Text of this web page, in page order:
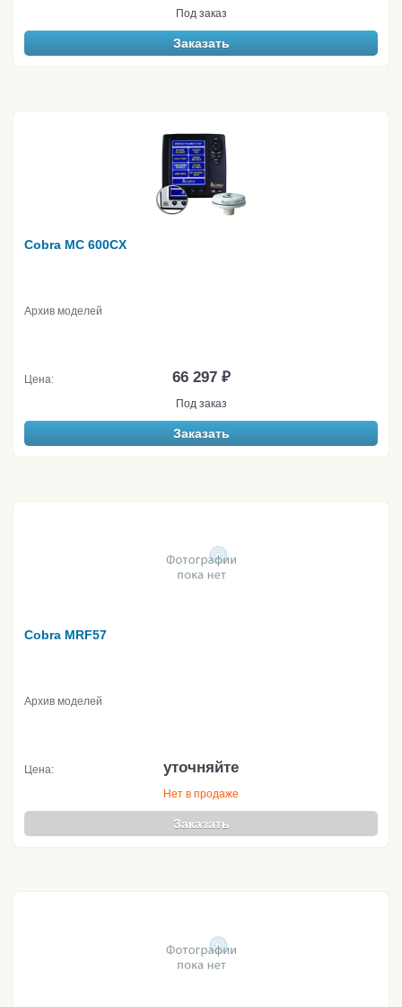
Под заказ
Заказать
Cobra MC 600CX
Архив моделей
Цена: 66 297 ₽
Под заказ
Заказать
Cobra MRF57
Архив моделей
Цена: уточняйте
Нет в продаже
Заказать